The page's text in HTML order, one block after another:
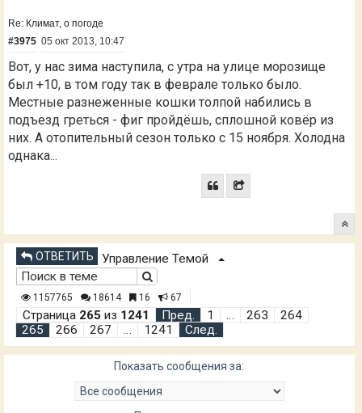
Re: Климат, о погоде
#3975 05 окт 2013, 10:47
Вот, у нас зима наступила, с утра на улице морозище
был +10, в том году так в феврале только было.
Местные разнеженные кошки толпой набились в
подъезд греться - фиг пройдёшь, сплошной ковёр из
них. А отопительный сезон только с 15 ноября. Холодна
однака...
ОТВЕТИТЬ Управление Темой
1157765 18614 16 67
Страница 265 из 1241 Пред. 1 … 263
264
265
266 267 … 1241 След.
Показать сообщения за: